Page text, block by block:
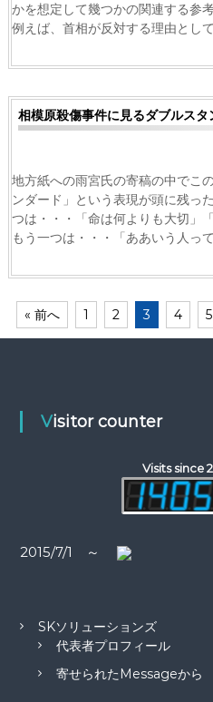
かを想定して幾つかの関連する参
例えば、首相が反対する理由とし
相模原殺傷事件に見るダブルスタ
地方紙への雨宮氏の寄稿の中でこ
ンダード」という表現が頭に残っ
つは・・・「命は何よりも大切」
もう一つは・・・「ああいう人っ
« 前へ 1 2 3 4 5
Visitor counter
Visits since
2015/7/1 ～
SKソリューションズ
代表者プロフィール
寄せられたMessageから